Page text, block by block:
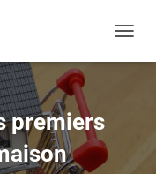
premiers